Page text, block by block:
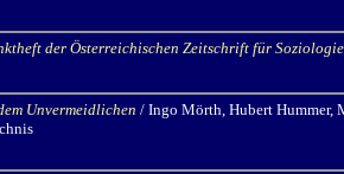
der Österreichischen Zeitschrift für Soziologie
Unvermeidlichen / Ingo Mörth, Hubert Hummer,